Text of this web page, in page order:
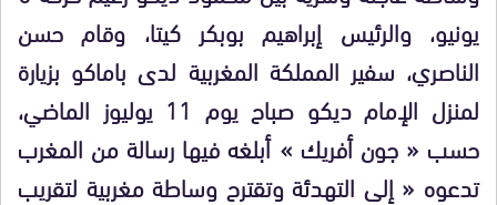
يونيو، والرئيس إبراهيم بوبكر كيتا، وقام حسن
الناصري، سفير المملكة المغربية لدى باماكو بزيارة
لمنزل الإمام ديكو صباح يوم 11 يوليوز الماضي،
حسب « جون أفريك » أبلغه فيها رسالة من المغرب
تدعوه « إلى التهدئة وتقترح وساطة مغربية لتقريب